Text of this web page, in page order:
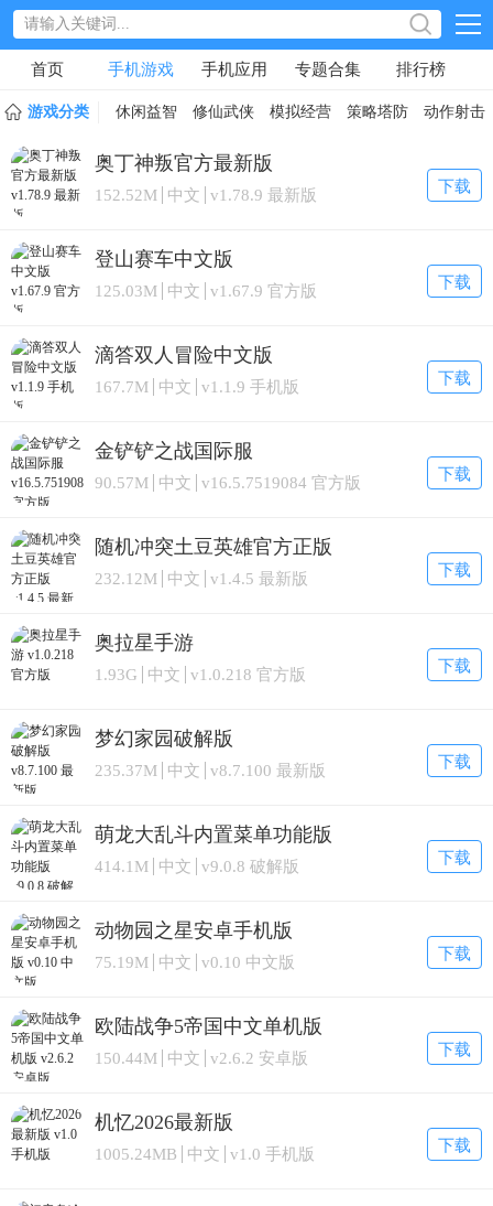
首页 手机游戏 手机应用 专题合集 排行榜
游戏分类 休闲益智 修仙武侠 模拟经营 策略塔防 动作射击
奥丁神叛官方最新版
152.52M 中文 v1.78.9 最新版 下载
登山赛车中文版
125.03M 中文 v1.67.9 官方版 下载
滴答双人冒险中文版
167.7M 中文 v1.1.9 手机版 下载
金铲铲之战国际服
90.57M 中文 v16.5.7519084 官方版 下载
随机冲突土豆英雄官方正版
232.12M 中文 v1.4.5 最新版 下载
奥拉星手游
1.93G 中文 v1.0.218 官方版 下载
梦幻家园破解版
235.37M 中文 v8.7.100 最新版 下载
萌龙大乱斗内置菜单功能版
414.1M 中文 v9.0.8 破解版 下载
动物园之星安卓手机版
75.19M 中文 v0.10 中文版 下载
欧陆战争5帝国中文单机版
150.44M 中文 v2.6.2 安卓版 下载
机忆2026最新版
1005.24MB 中文 v1.0 手机版 下载